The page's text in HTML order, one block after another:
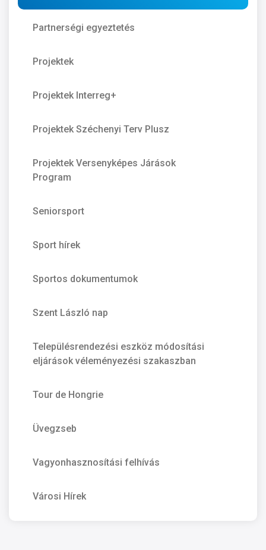
Partnerségi egyeztetés
Projektek
Projektek Interreg+
Projektek Széchenyi Terv Plusz
Projektek Versenyképes Járások
Program
Seniorsport
Sport hírek
Sportos dokumentumok
Szent László nap
Településrendezési eszköz módosítási
eljárások véleményezési szakaszban
Tour de Hongrie
Üvegzseb
Vagyonhasznosítási felhívás
Városi Hírek